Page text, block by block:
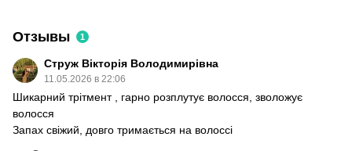
Отзывы 1
Струж Вікторія Володимирівна
11.05.2026 в 22:06
Шикарний трітмент , гарно розплутує волосся, зволожує
волосся
Запах свіжий, довго тримається на волоссі